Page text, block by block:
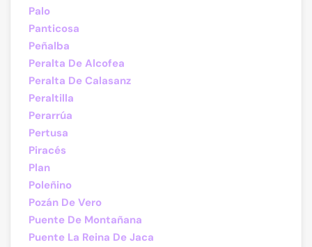
Palo
Panticosa
Peñalba
Peralta De Alcofea
Peralta De Calasanz
Peraltilla
Perarrúa
Pertusa
Piracés
Plan
Poleñino
Pozán De Vero
Puente De Montañana
Puente La Reina De Jaca